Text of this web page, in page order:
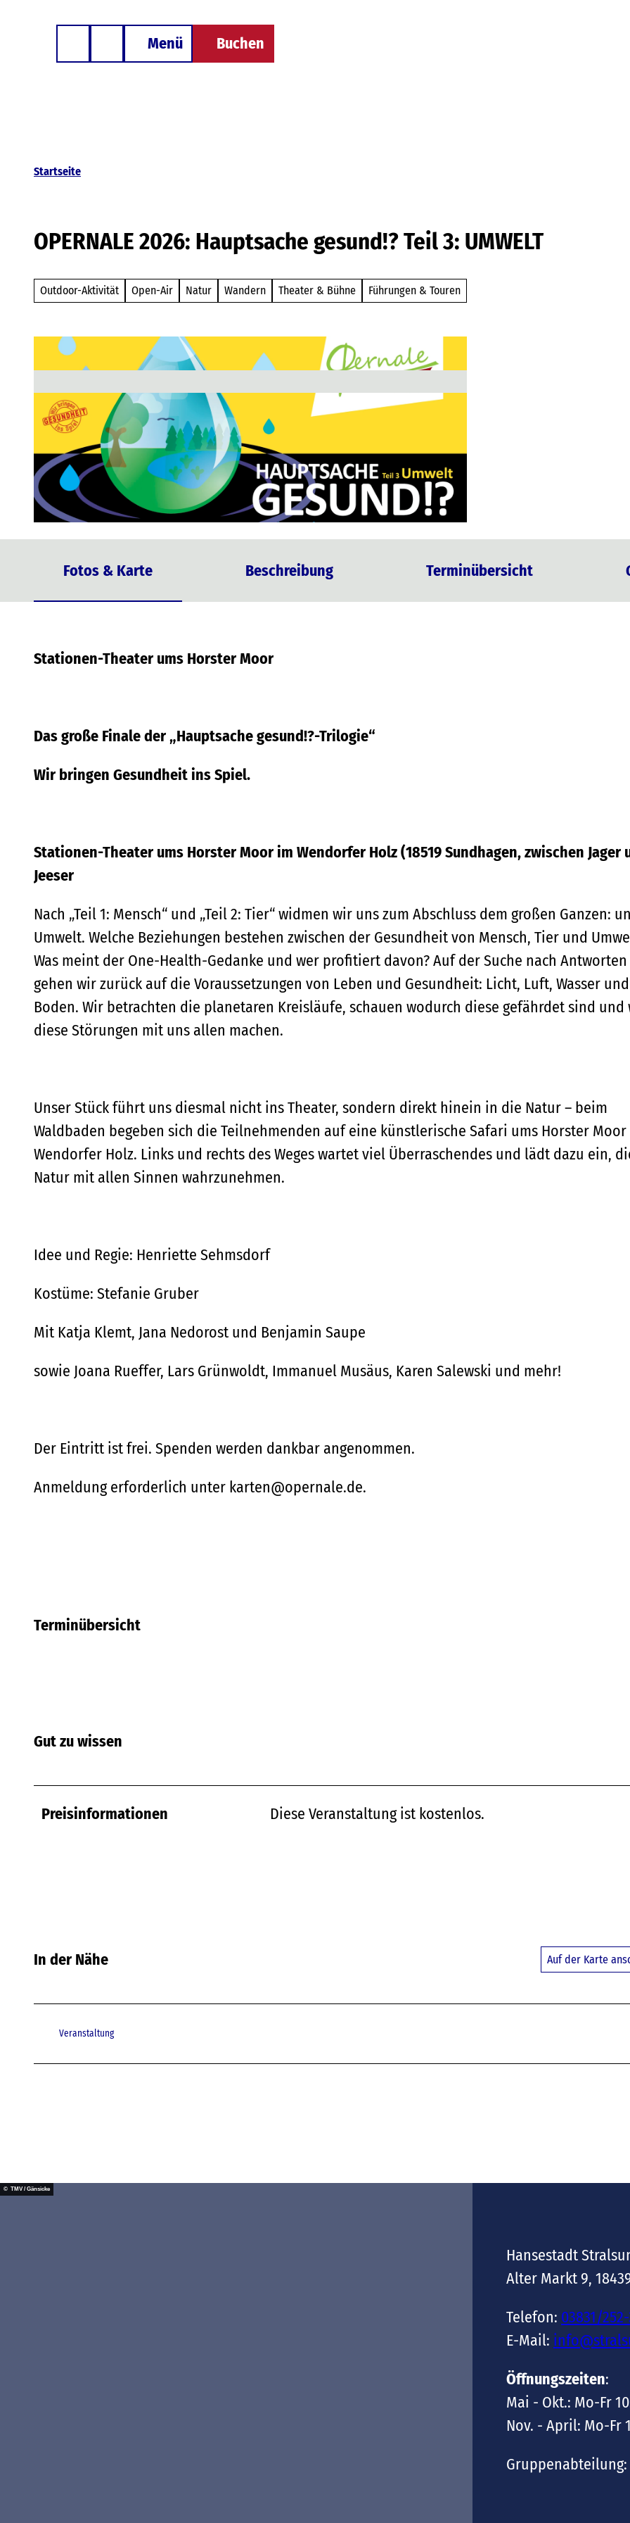
Menü Buchen
Besondere Unterkünfte
Startseite
OPERNALE 2026: Hauptsache gesund!? Teil 3: UMWELT
Outdoor-Aktivität Open-Air Natur Wandern Theater & Bühne Führungen & Touren
Fotos & Karte Beschreibung Terminübersicht
Stationen-Theater ums Horster Moor
Das große Finale der „Hauptsache gesund!?-Trilogie“
Wir bringen Gesundheit ins Spiel.
Stationen-Theater ums Horster Moor im Wendorfer Holz (18519 Sundhagen, zwischen Jager
Jeeser
Nach „Teil 1: Mensch“ und „Teil 2: Tier“ widmen wir uns zum Abschluss dem großen Ganzen:
Umwelt. Welche Beziehungen bestehen zwischen der Gesundheit von Mensch, Tier und
Was meint der One-Health-Gedanke und wer profitiert davon? Auf der Suche nach Antworten
gehen wir zurück auf die Voraussetzungen von Leben und Gesundheit: Licht, Luft, Wasser und
Boden. Wir betrachten die planetaren Kreisläufe, schauen wodurch diese gefährdet sind und
diese Störungen mit uns allen machen.
Unser Stück führt uns diesmal nicht ins Theater, sondern direkt hinein in die Natur – beim
Waldbaden begeben sich die Teilnehmenden auf eine künstlerische Safari ums Horster Moor
Wendorfer Holz. Links und rechts des Weges wartet viel Überraschendes und lädt dazu ein,
Natur mit allen Sinnen wahrzunehmen.
Idee und Regie: Henriette Sehmsdorf
Kostüme: Stefanie Gruber
Mit Katja Klemt, Jana Nedorost und Benjamin Saupe
sowie Joana Rueffer, Lars Grünwoldt, Immanuel Musäus, Karen Salewski und mehr!
Der Eintritt ist frei. Spenden werden dankbar angenommen.
Anmeldung erforderlich unter karten@opernale.de.
Terminübersicht
Gut zu wissen
Preisinformationen Diese Veranstaltung ist kostenlos.
In der Nähe Auf der Karte
Veranstaltung
© TMV / Gänsicke
Hansestadt
Alter Markt 9,
Telefon: 03831/
E-Mail:
Öffnungszeiten:
Mai - Okt.: Mo-Fr
Nov. - April: Mo-Fr
Gruppenabteilung: